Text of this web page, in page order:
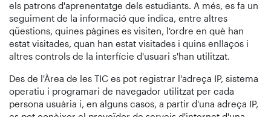
els patrons d'aprenentatge dels estudiants. A més, es fa un
seguiment de la informació que indica, entre altres
qüestions, quines pàgines es visiten, l'ordre en què han
estat visitades, quan han estat visitades i quins enllaços i
altres controls de la interfície d'usuari s'han utilitzat.
Des de l'Àrea de les TIC es pot registrar l'adreça IP, sistema
operatiu i programari de navegador utilitzat per cada
persona usuària i, en alguns casos, a partir d'una adreça IP,